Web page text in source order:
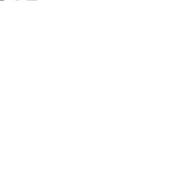
하는 미생물과 외부에서 몸
는 미생물들에 대한 내용
우리의 뇌에 대한 장이다.
은 수년간 자신을 매일 진료
를 통해서 얻게 되었다는
우리가 인식하는 세계를 풍